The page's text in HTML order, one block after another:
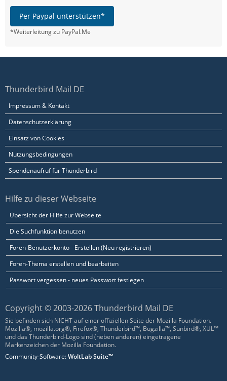
Per Paypal unterstützen*
*Weiterleitung zu PayPal.Me
Thunderbird Mail DE
Impressum & Kontakt
Datenschutzerklärung
Einsatz von Cookies
Nutzungsbedingungen
Spendenaufruf für Thunderbird
Hilfe zu dieser Webseite
Übersicht der Hilfe zur Webseite
Die Suchfunktion benutzen
Foren-Benutzerkonto - Erstellen (Neu registrieren)
Foren-Thema erstellen und bearbeiten
Passwort vergessen - neues Passwort festlegen
Copyright © 2003-2026 Thunderbird Mail DE
Sie befinden sich NICHT auf einer offiziellen Seite der Mozilla Foundation.
Mozilla®, mozilla.org®, Firefox®, Thunderbird™, Bugzilla™, Sunbird®, XUL™
und das Thunderbird-Logo sind (neben anderen) eingetragene
Markenzeichen der Mozilla Foundation.
Community-Software:WoltLab Suite™